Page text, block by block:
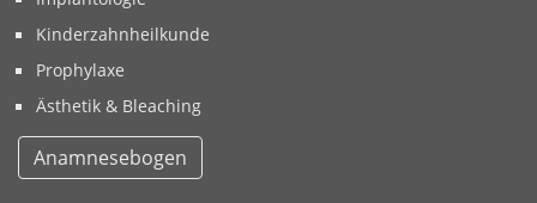
Kinderzahnheilkunde
Prophylaxe
Ästhetik & Bleaching
Anamnesebogen